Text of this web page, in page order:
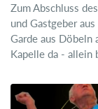
Zum Abschluss
und Gastgeber
Garde aus Döbeln
Kapelle da - allein